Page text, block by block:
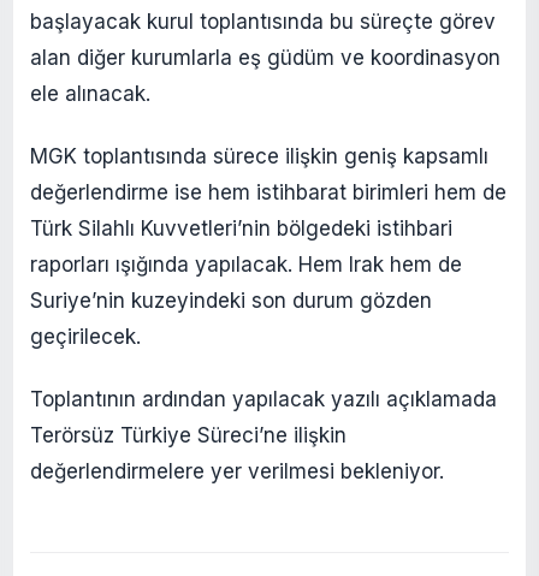
başlayacak kurul toplantısında bu süreçte görev
alan diğer kurumlarla eş güdüm ve koordinasyon
ele alınacak.
MGK toplantısında sürece ilişkin geniş kapsamlı
değerlendirme ise hem istihbarat birimleri hem de
Türk Silahlı Kuvvetleri’nin bölgedeki istihbari
raporları ışığında yapılacak. Hem Irak hem de
Suriye’nin kuzeyindeki son durum gözden
geçirilecek.
Toplantının ardından yapılacak yazılı açıklamada
Terörsüz Türkiye Süreci’ne ilişkin
değerlendirmelere yer verilmesi bekleniyor.